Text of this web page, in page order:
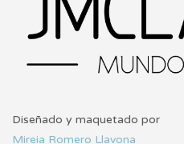
Diseñado y maquetado por
Mireia Romero Llavona